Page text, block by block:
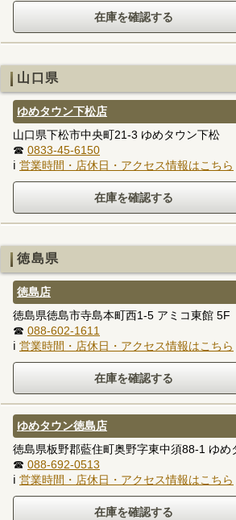
山口県
ゆめタウン下松店
山口県下松市中央町21-3 ゆめタウン下松
☎ 0833-45-6150
ℹ 営業時間・店休日・アクセス情報はこちら
徳島県
徳島店
徳島県徳島市寺島本町西1-5 アミコ東館 5F
☎ 088-602-1611
ℹ 営業時間・店休日・アクセス情報はこちら
ゆめタウン徳島店
徳島県板野郡藍住町奥野字東中須88-1 ゆめ
☎ 088-692-0513
ℹ 営業時間・店休日・アクセス情報はこちら